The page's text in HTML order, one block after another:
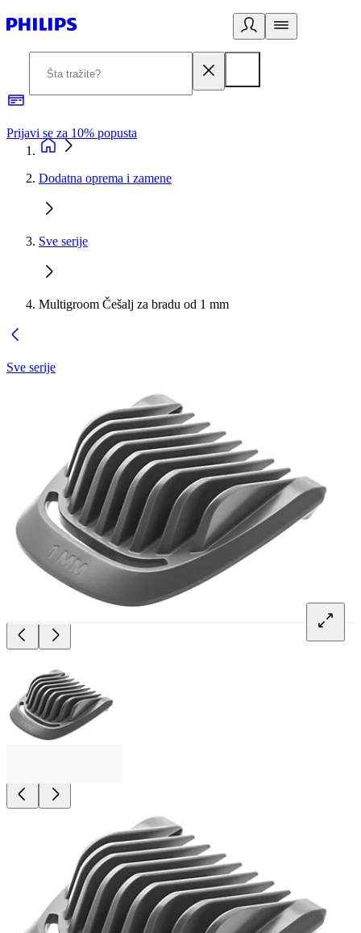
Prijavi se za 10% popusta
Dodatna oprema i zamene
Sve serije
Multigroom Češalj za bradu od 1 mm
Sve serije